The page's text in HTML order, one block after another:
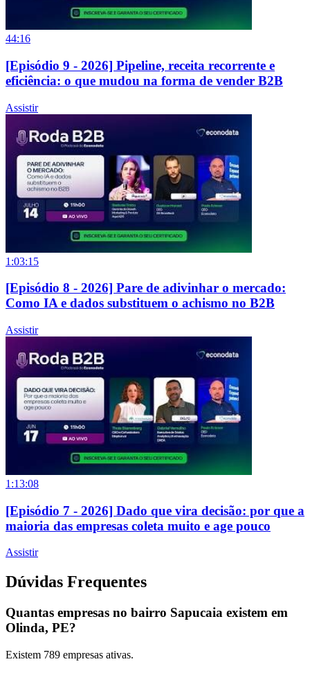
44:16
[Episódio 9 - 2026] Pipeline, receita recorrente e
eficiência: o que mudou na forma de vender B2B
Assistir
1:03:15
[Episódio 8 - 2026] Pare de adivinhar o mercado:
Como IA e dados substituem o achismo no B2B
Assistir
1:13:08
[Episódio 7 - 2026] Dado que vira decisão: por que a
maioria das empresas coleta muito e age pouco
Assistir
Dúvidas Frequentes
Quantas empresas no bairro Sapucaia existem em
Olinda, PE?
Existem 789 empresas ativas.